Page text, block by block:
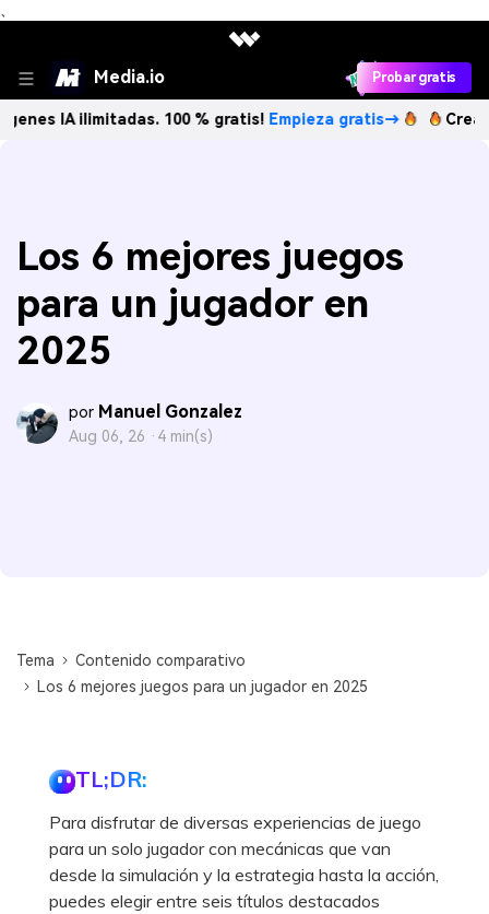
、
Media.io Probar gratis
ilimitadas. 100 % gratis!Empieza gratis→ Crea
Los 6 mejores juegos
para un jugador en
2025
por Manuel Gonzalez
Aug 06, 26 · 4 min(s)
Tema
Contenido comparativo
Los 6 mejores juegos para un jugador en 2025
TL;DR:
Para disfrutar de diversas experiencias de juego
para un solo jugador con mecánicas que van
desde la simulación y la estrategia hasta la acción,
puedes elegir entre seis títulos destacados